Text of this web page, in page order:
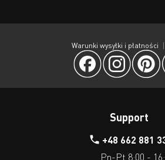
Warunki wysyłki i płatności
Support
+48 662 881
Pn-Pt 8:00 -